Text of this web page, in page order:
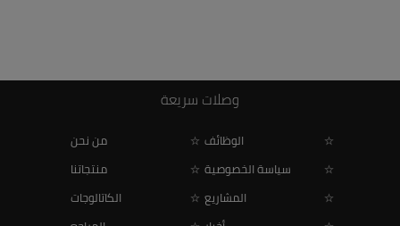
أداة ربط قطع الربط
وصلات سريعة
من نحن
الوظائف
منتجاتنا
سياسة الخصوصية
الكاتالوجات
المشاريع